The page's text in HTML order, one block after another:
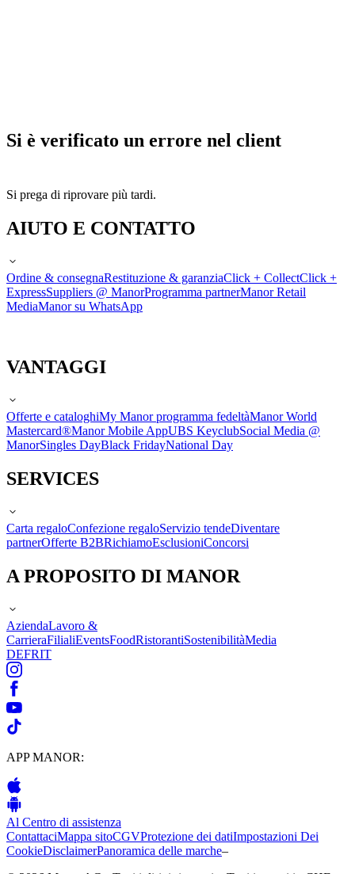
Si è verificato un errore nel client
Si prega di riprovare più tardi.
AIUTO E CONTATTO
Ordine & consegnaRestituzione & garanziaClick + CollectClick +
ExpressSuppliers @ ManorProgramma partnerManor Retail
MediaManor su WhatsApp
VANTAGGI
Offerte e cataloghiMy Manor programma fedeltàManor World
Mastercard®Manor Mobile AppUBS KeyclubSocial Media @
ManorSingles DayBlack FridayNational Day
SERVICES
Carta regaloConfezione regaloServizio tendeDiventare
partnerOfferte B2BRichiamoEsclusioniConcorsi
A PROPOSITO DI MANOR
AziendaLavoro &
CarrieraFilialiEventsFoodRistorantiSostenibilitàMedia
DEFRIT
APP MANOR:
Al Centro di assistenza
ContattaciMappa sitoCGVProtezione dei datiImpostazioni Dei
CookieDisclaimerPanoramica delle marche–